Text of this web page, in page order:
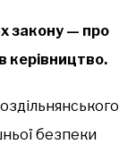
закону — про
керівництво.
безпеки